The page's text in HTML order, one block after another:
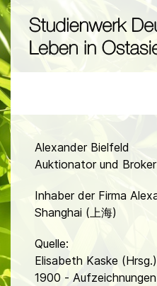
Alexander Bielfeld
Auktionator und Broker
Inhaber der Firma
Shanghai (上海)
Quelle:
Elisabeth Kaske
1900 -